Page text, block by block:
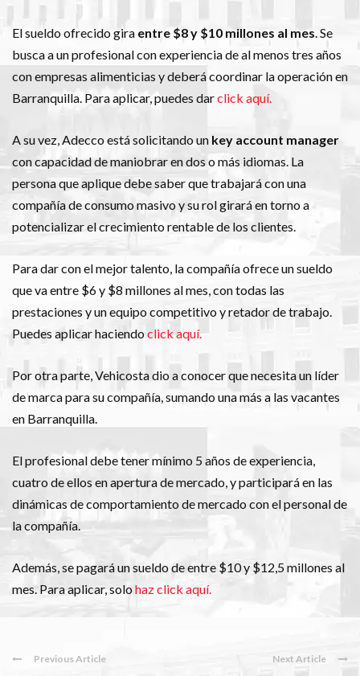
El sueldo ofrecido gira entre $8 y $10 millones al mes. Se
busca a un profesional con experiencia de al menos tres años
con empresas alimenticias y deberá coordinar la operación en
Barranquilla. Para aplicar, puedes darclick aquí.
A su vez, Adecco está solicitando un key account manager
con capacidad de maniobrar en dos o más idiomas. La
persona que aplique debe saber que trabajará con una
compañía de consumo masivo y su rol girará en torno a
potencializar el crecimiento rentable de los clientes.
Para dar con el mejor talento, la compañía ofrece un sueldo
que va entre $6 y $8 millones al mes, con todas las
prestaciones y un equipo competitivo y retador de trabajo.
Puedes aplicar haciendoclick aquí.
Por otra parte, Vehicosta dio a conocer que necesita un líder
de marca para su compañía, sumando una más a las vacantes
en Barranquilla.
El profesional debe tener mínimo 5 años de experiencia,
cuatro de ellos en apertura de mercado, y participará en las
dinámicas de comportamiento de mercado con el personal de
la compañía.
Además, se pagará un sueldo de entre $10 y $12,5 millones al
mes. Para aplicar, solohaz click aquí.
Previous Article Next Article